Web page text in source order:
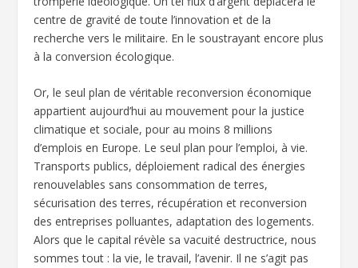
centre de gravité de toute l’innovation et de la
recherche vers le militaire. En le soustrayant encore plus
à la conversion écologique.
Or, le seul plan de véritable reconversion économique
appartient aujourd’hui au mouvement pour la justice
climatique et sociale, pour au moins 8 millions
d’emplois en Europe. Le seul plan pour l’emploi, à vie.
Transports publics, déploiement radical des énergies
renouvelables sans consommation de terres,
sécurisation des terres, récupération et reconversion
des entreprises polluantes, adaptation des logements.
Alors que le capital révèle sa vacuité destructrice, nous
sommes tout : la vie, le travail, l’avenir. Il ne s’agit pas